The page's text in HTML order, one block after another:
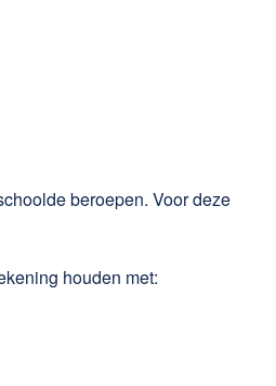
beroepen. Voor deze
houden met: